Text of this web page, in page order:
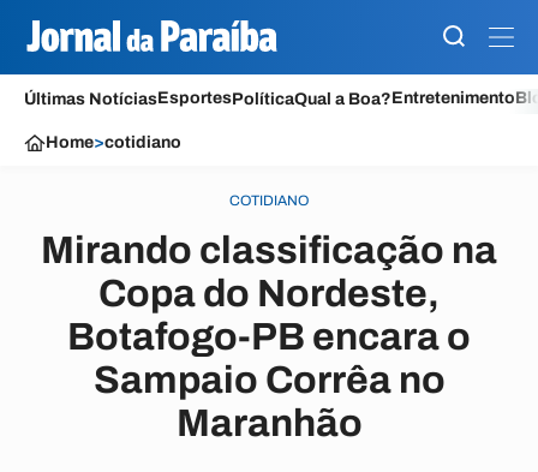
Últimas NotíciasEsportesPolíticaQual a Boa?Entretenimento
Home>cotidiano
COTIDIANO
Mirando classificação na
Copa do Nordeste,
Botafogo-PB encara o
Sampaio Corrêa no
Maranhão